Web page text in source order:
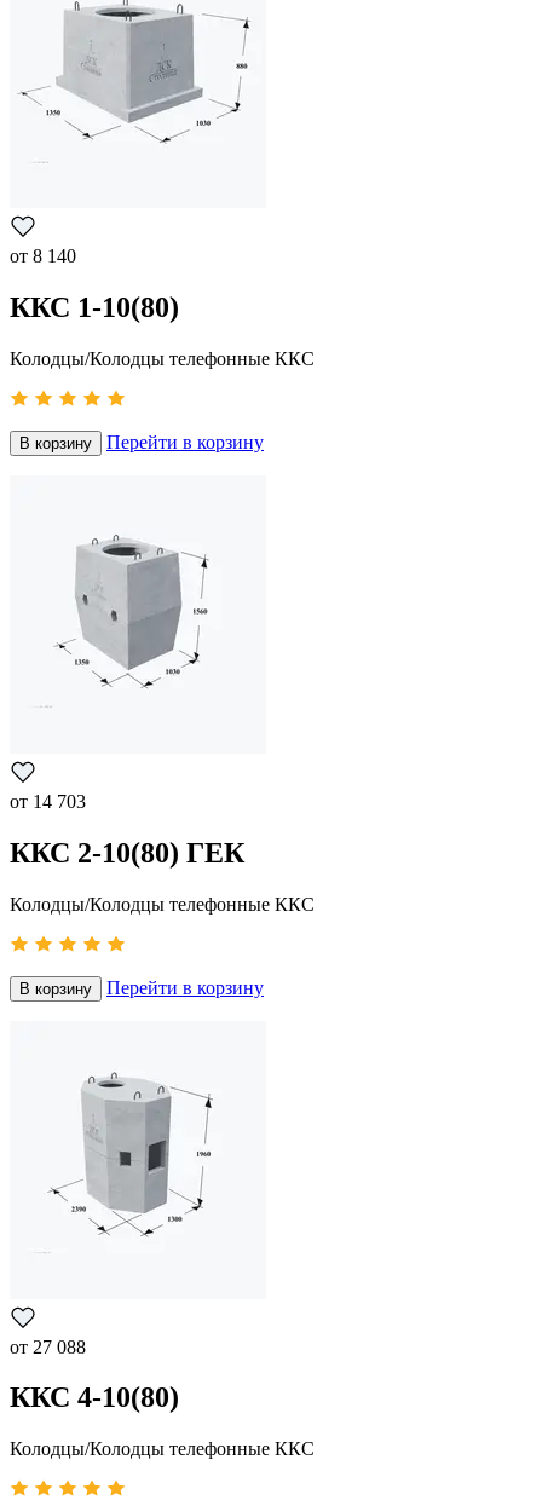
от 8 140
ККС 1-10(80)
Колодцы/Колодцы телефонные ККС
В корзину Перейти в корзину
от 14 703
ККС 2-10(80) ГЕК
Колодцы/Колодцы телефонные ККС
В корзину Перейти в корзину
от 27 088
ККС 4-10(80)
Колодцы/Колодцы телефонные ККС